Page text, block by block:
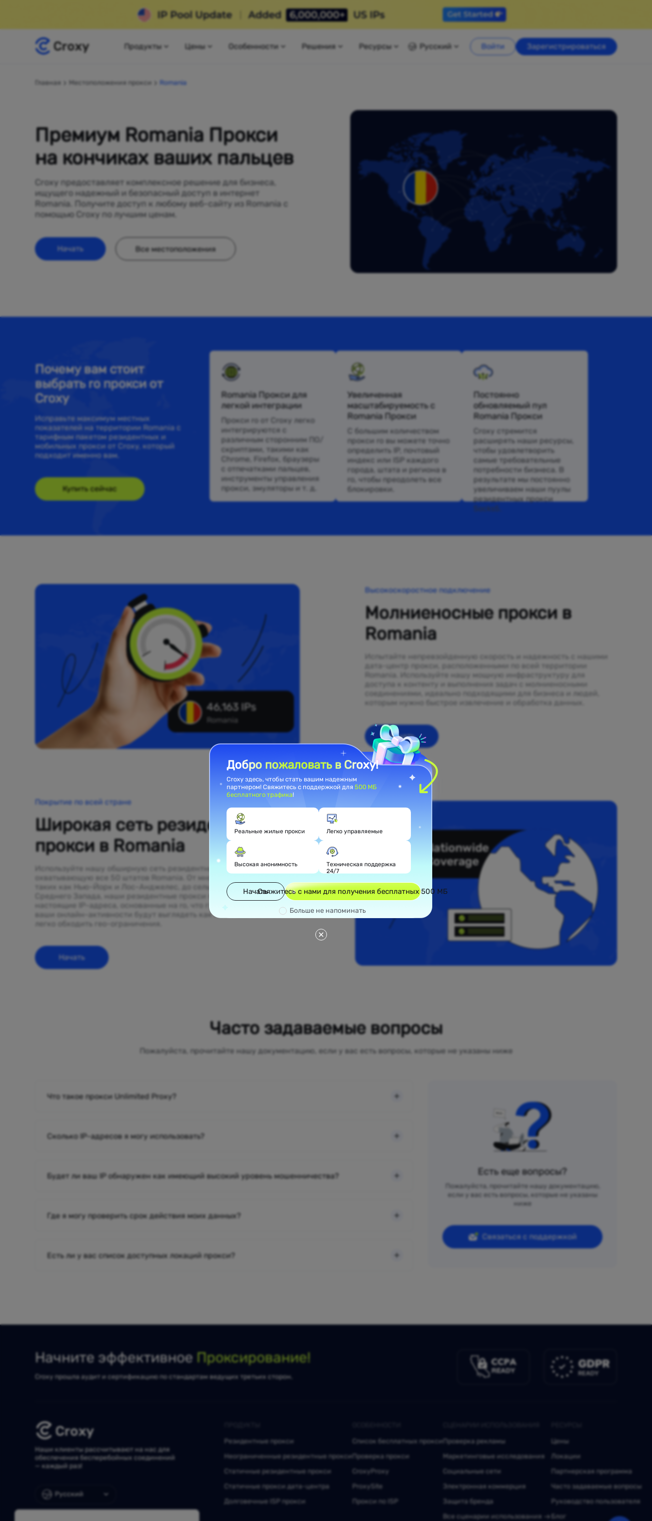
Продукты Цены Особенности Решения Ресурсы Русский Войти Зарегистрироваться
Главная Местоположения прокси Romania
Премиум Romania Прокси
на кончиках ваших пальцев
Croxy предоставляет комплексное решение для бизнеса,
ищущего надежный и безопасный доступ в интернет
Romania. Получите доступ к любому веб-сайту из Romania с
помощью Croxy по лучшим ценам.
Начать Все местоположения
Почему вам стоит
выбрать ro прокси от
Croxy
Исправьте максимум местных
показателей на территории Romania с
тарифным пакетом резидентных и
мобильных прокси от Croxy, который
подходит именно вам.
Купить сейчас
Romania Прокси для
легкой интеграции
Прокси ro от Croxy легко
интегрируются с
различным сторонним ПО/
скриптами, такими как
Chrome, Firefox, браузеры
с отпечатками пальцев,
инструменты управления
прокси, эмуляторы и т. д.
Увеличенная
масштабируемость с
Romania Прокси
С большим количеством
прокси ro вы можете точно
определить IP, почтовый
индекс или ISP каждого
города, штата и региона в
ro, чтобы преодолеть все
блокировки.
Постоянно
обновляемый пул
Romania Прокси
Croxy стремится
расширять наши ресурсы,
чтобы удовлетворить
самые требовательные
потребности бизнеса. В
результате мы постоянно
увеличиваем наши пуулы
резидентных прокси
Socks5.
46,163 IPs
Romania
Высокоскоростное подключение
Молниеносные прокси в
Romania
Испытайте непревзойденную скорость и надежность с нашими
дата-центр прокси, расположенными по всей территории
Romania. Используйте нашу мощную инфраструктуру для
доступа к контенту и выполнения задач с молниеносными
соединениями, идеально подходящими для бизнеса и людей,
которым нужно быстрое извлечение и обработка данных.
Начать
Покрытие по всей стране
Широкая сеть резидентных
прокси в Romania
Используйте нашу обширную сеть резидентных прокси,
охватывающую все 50 штатов Romania. От многолюдных городов,
таких как Нью-Йорк и Лос-Анджелес, до сельских районов
Среднего Запада, наши резидентные прокси предлагают
настоящие IP-адреса, основанные на ro, что гарантирует, что
ваши онлайн-активности будут выглядеть как местные, помогая
легко обходить гео-ограничения.
Начать
Часто задаваемые вопросы
Пожалуйста, прочитайте нашу документацию, если у вас есть вопросы, которые не указаны ниже
Что такое прокси Unlimited Proxy?
Сколько IP-адресов я могу использовать?
Будет ли ваш IP обнаружен как имеющий высокий уровень мошенничества?
Где я могу проверить срок действия моих данных?
Есть ли у вас список доступных локаций прокси?
Есть еще вопросы?
Пожалуйста, прочитайте нашу документацию,
если у вас есть вопросы, которые не указаны
ниже
Связаться с поддержкой
Начните эффективное Проксирование!
Croxy прошла аудит и сертификацию по стандартам ведущих третьих сторон.
Наши клиенты рассчитывают на нас для
обеспечения бесперебойных соединений
— каждый раз!
Русский
Резидентные прокси
Неограниченные резидентные прокси
Статичные резидентные прокси
Статичные прокси дата-центра
Долговечные ISP прокси
Список бесплатных прокси
Проверка прокси
CroxyProxy
ProxySite
Прокси по ISP
Проверка рекламы
Маркетинговые исследования
Социальные сети
Электронная коммерция
Защита бренда
Все сценарии использования
Цены
Локации
Партнерская программа
Часто задаваемые вопросы
Руководство пользователя
Блог
Добро пожаловать в Croxy!
Croxy здесь, чтобы стать вашим надежным
партнером! Свяжитесь с поддержкой для 500 МБ
бесплатного трафика!
Реальные жилые прокси Легко управляемые
Высокая анонимность
Техническая поддержка
24/7
НачатьСвяжитесь с нами для получения бесплатных 500 МБ
Больше не напоминать